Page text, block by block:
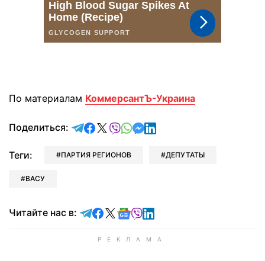
По материалам КоммерсантЪ-Украина
Поделиться: отправить в Telegram
поделиться в Facebook
поделиться в X
отправить в Viber
отправить в Whatsapp
отправить в Messenger
отправить в LinkedIn
Теги: ПАРТИЯ РЕГИОНОВ ДЕПУТАТЫ
ВАСУ
Читайте нас в: Читайте в Telegram
Читайте в Facebook
Читайте в X
Читайте в Google news
Читайте в Viber
Читайте в LinkedIn